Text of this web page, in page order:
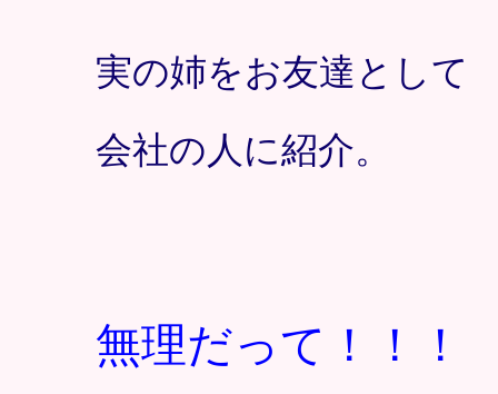
実の姉をお友達として
会社の人に紹介。
無理だって！！！